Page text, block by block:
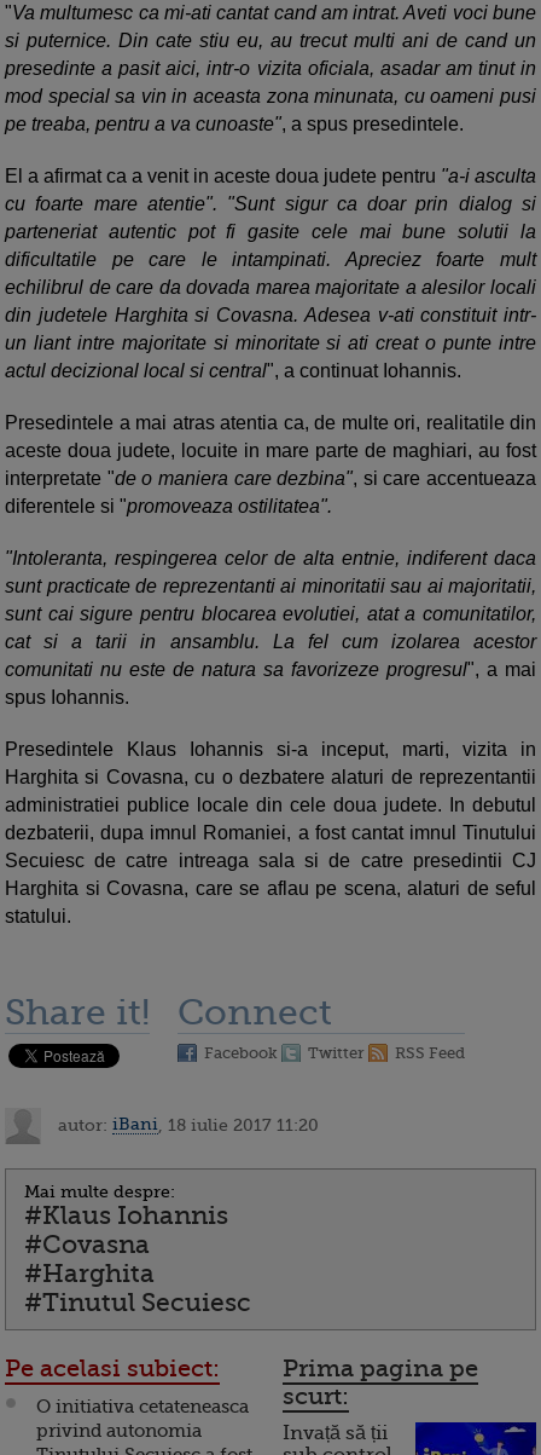
"Va multumesc ca mi-ati cantat cand am intrat. Aveti voci bune
si puternice. Din cate stiu eu, au trecut multi ani de cand un
presedinte a pasit aici, intr-o vizita oficiala, asadar am tinut in
mod special sa vin in aceasta zona minunata, cu oameni pusi
pe treaba, pentru a va cunoaste", a spus presedintele.
El a afirmat ca a venit in aceste doua judete pentru "a-i asculta
cu foarte mare atentie". "Sunt sigur ca doar prin dialog si
parteneriat autentic pot fi gasite cele mai bune solutii la
dificultatile pe care le intampinati. Apreciez foarte mult
echilibrul de care da dovada marea majoritate a alesilor locali
din judetele Harghita si Covasna. Adesea v-ati constituit intr-
un liant intre majoritate si minoritate si ati creat o punte intre
actul decizional local si central", a continuat Iohannis.
Presedintele a mai atras atentia ca, de multe ori, realitatile din
aceste doua judete, locuite in mare parte de maghiari, au fost
interpretate "de o maniera care dezbina", si care accentueaza
diferentele si "promoveaza ostilitatea".
"Intoleranta, respingerea celor de alta entnie, indiferent daca
sunt practicate de reprezentanti ai minoritatii sau ai majoritatii,
sunt cai sigure pentru blocarea evolutiei, atat a comunitatilor,
cat si a tarii in ansamblu. La fel cum izolarea acestor
comunitati nu este de natura sa favorizeze progresul", a mai
spus Iohannis.
Presedintele Klaus Iohannis si-a inceput, marti, vizita in
Harghita si Covasna, cu o dezbatere alaturi de reprezentantii
administratiei publice locale din cele doua judete. In debutul
dezbaterii, dupa imnul Romaniei, a fost cantat imnul Tinutului
Secuiesc de catre intreaga sala si de catre presedintii CJ
Harghita si Covasna, care se aflau pe scena, alaturi de seful
statului.
Share it! Connect
Facebook Twitter RSS Feed
autor: iBani , 18 iulie 2017 11:20
Mai multe despre:
#Klaus Iohannis
#Covasna
#Harghita
#Tinutul Secuiesc
Pe acelasi subiect:
O initiativa cetateneasca
privind autonomia
Prima pagina pe
scurt:
Invață să ții